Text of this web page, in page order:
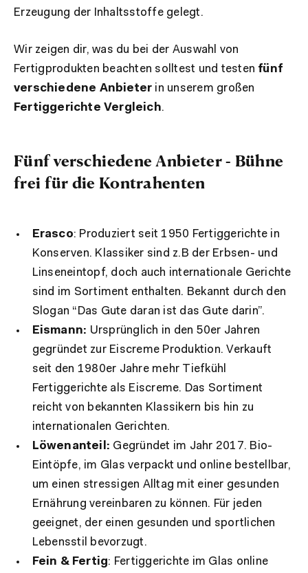
Erzeugung der Inhaltsstoffe gelegt.
Wir zeigen dir, was du bei der Auswahl von
Fertigprodukten beachten solltest und testen fünf
verschiedene Anbieter in unserem großen
Fertiggerichte Vergleich.
Fünf verschiedene Anbieter - Bühne
frei für die Kontrahenten
Erasco: Produziert seit 1950 Fertiggerichte in
Konserven. Klassiker sind z.B der Erbsen- und
Linseneintopf, doch auch internationale Gerichte
sind im Sortiment enthalten. Bekannt durch den
Slogan “Das Gute daran ist das Gute darin”.
Eismann: Ursprünglich in den 50er Jahren
gegründet zur Eiscreme Produktion. Verkauft
seit den 1980er Jahre mehr Tiefkühl
Fertiggerichte als Eiscreme. Das Sortiment
reicht von bekannten Klassikern bis hin zu
internationalen Gerichten.
Löwenanteil: Gegründet im Jahr 2017. Bio-
Eintöpfe, im Glas verpackt und online bestellbar,
um einen stressigen Alltag mit einer gesunden
Ernährung vereinbaren zu können. Für jeden
geeignet, der einen gesunden und sportlichen
Lebensstil bevorzugt.
Fein & Fertig: Fertiggerichte im Glas online